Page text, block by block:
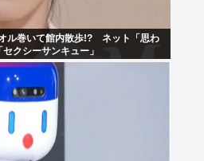
ル巻いて館内散歩!? ネット「思わ
クシーサンキュー」